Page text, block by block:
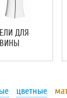
ДЛЯ
цветные